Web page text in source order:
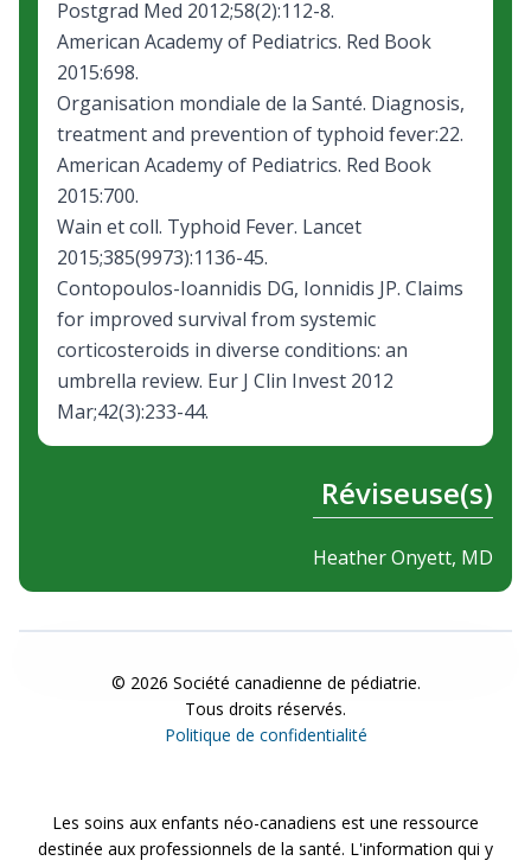
Postgrad Med 2012;58(2):112-8.
American Academy of Pediatrics. Red Book
2015:698.
Organisation mondiale de la Santé. Diagnosis,
treatment and prevention of typhoid fever:22.
American Academy of Pediatrics. Red Book
2015:700.
Wain et coll. Typhoid Fever. Lancet
2015;385(9973):1136-45.
Contopoulos-Ioannidis DG, Ionnidis JP. Claims
for improved survival from systemic
corticosteroids in diverse conditions: an
umbrella review. Eur J Clin Invest 2012
Mar;42(3):233-44.
Réviseuse(s)
Heather Onyett, MD
© 2026 Société canadienne de pédiatrie.
Tous droits réservés.
Politique de confidentialité
Les soins aux enfants néo-canadiens est une ressource
destinée aux professionnels de la santé. L'information qui y